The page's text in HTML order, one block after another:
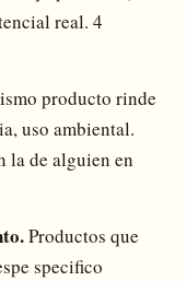
real. 4
producto rinde
uso ambiental.
la de alguien en
Productos que
specifico